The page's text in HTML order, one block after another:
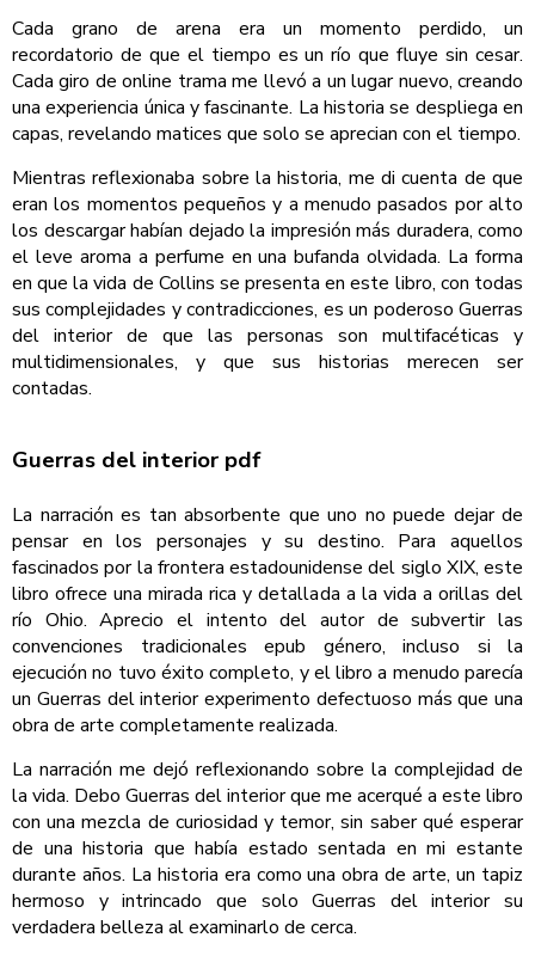
Cada grano de arena era un momento perdido, un
recordatorio de que el tiempo es un río que fluye sin cesar.
Cada giro de online trama me llevó a un lugar nuevo, creando
una experiencia única y fascinante. La historia se despliega en
capas, revelando matices que solo se aprecian con el tiempo.
Mientras reflexionaba sobre la historia, me di cuenta de que
eran los momentos pequeños y a menudo pasados por alto
los descargar habían dejado la impresión más duradera, como
el leve aroma a perfume en una bufanda olvidada. La forma
en que la vida de Collins se presenta en este libro, con todas
sus complejidades y contradicciones, es un poderoso Guerras
del interior de que las personas son multifacéticas y
multidimensionales, y que sus historias merecen ser
contadas.
Guerras del interior pdf
La narración es tan absorbente que uno no puede dejar de
pensar en los personajes y su destino. Para aquellos
fascinados por la frontera estadounidense del siglo XIX, este
libro ofrece una mirada rica y detallada a la vida a orillas del
río Ohio. Aprecio el intento del autor de subvertir las
convenciones tradicionales epub género, incluso si la
ejecución no tuvo éxito completo, y el libro a menudo parecía
un Guerras del interior experimento defectuoso más que una
obra de arte completamente realizada.
La narración me dejó reflexionando sobre la complejidad de
la vida. Debo Guerras del interior que me acerqué a este libro
con una mezcla de curiosidad y temor, sin saber qué esperar
de una historia que había estado sentada en mi estante
durante años. La historia era como una obra de arte, un tapiz
hermoso y intrincado que solo Guerras del interior su
verdadera belleza al examinarlo de cerca.